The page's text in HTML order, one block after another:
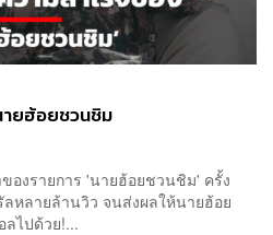
ายฮ้อยชวนชิม
องรายการ 'นายฮ้อยชวนชิม' ครั้ง
หลายล้านวิว จนส่งผลให้นายฮ้อย
ลไปด้วย!...